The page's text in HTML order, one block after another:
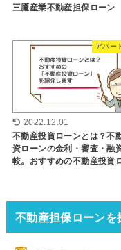
三鷹産業不動産担保ローン
アパー
2022.12.01
不動産投資ローンとは？不
資ローンの金利・審査・融
較。おすすめの不動産投資
不動産担保ローンを